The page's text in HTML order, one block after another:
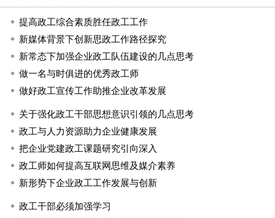
提高政工综合素质胜任政工工作
新媒体背景下创新思政工作路径探究
新常态下加强企业政工队伍建设的几点思考
做一名与时俱进的优秀政工师
做好政工宣传工作助推企业改革发展
关于强化政工干部思想意识引领的几点思考
政工与人力资源助力企业健康发展
把企业党建政工课题研究引向深入
政工师如何提高互联网思维及媒介素养
新形势下企业政工工作发展与创新
政工干部必须加强学习